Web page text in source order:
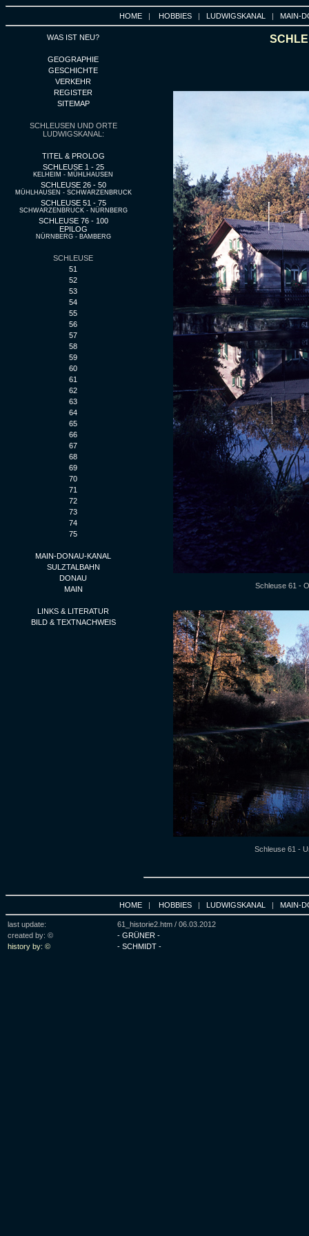
HOME | HOBBIES | LUDWIGSKANAL | MAIN-
WAS IST NEU?
GEOGRAPHIE
GESCHICHTE
VERKEHR
REGISTER
SITEMAP
SCHLEUSEN UND ORTE
LUDWIGSKANAL:
TITEL & PROLOG
SCHLEUSE 1 - 25
KELHEIM - MÜHLHAUSEN
SCHLEUSE 26 - 50
MÜHLHAUSEN - SCHWARZENBRUCK
SCHLEUSE 51 - 75
SCHWARZENBRUCK - NÜRNBERG
SCHLEUSE 76 - 100
EPILOG
NÜRNBERG - BAMBERG
SCHLEUSE
51
52
53
54
55
56
57
58
59
60
61
62
63
64
65
66
67
68
69
70
71
72
73
74
75
MAIN-DONAU-KANAL
SULZTALBAHN
DONAU
MAIN
LINKS & LITERATUR
BILD & TEXTNACHWEIS
Schleuse 61 -
Schleuse 61 -
HOME | HOBBIES | LUDWIGSKANAL | MAIN-
last update: 61_historie2.htm / 06.03.2012
created by: ©
- GRÜNER -
history by: ©
- SCHMIDT -